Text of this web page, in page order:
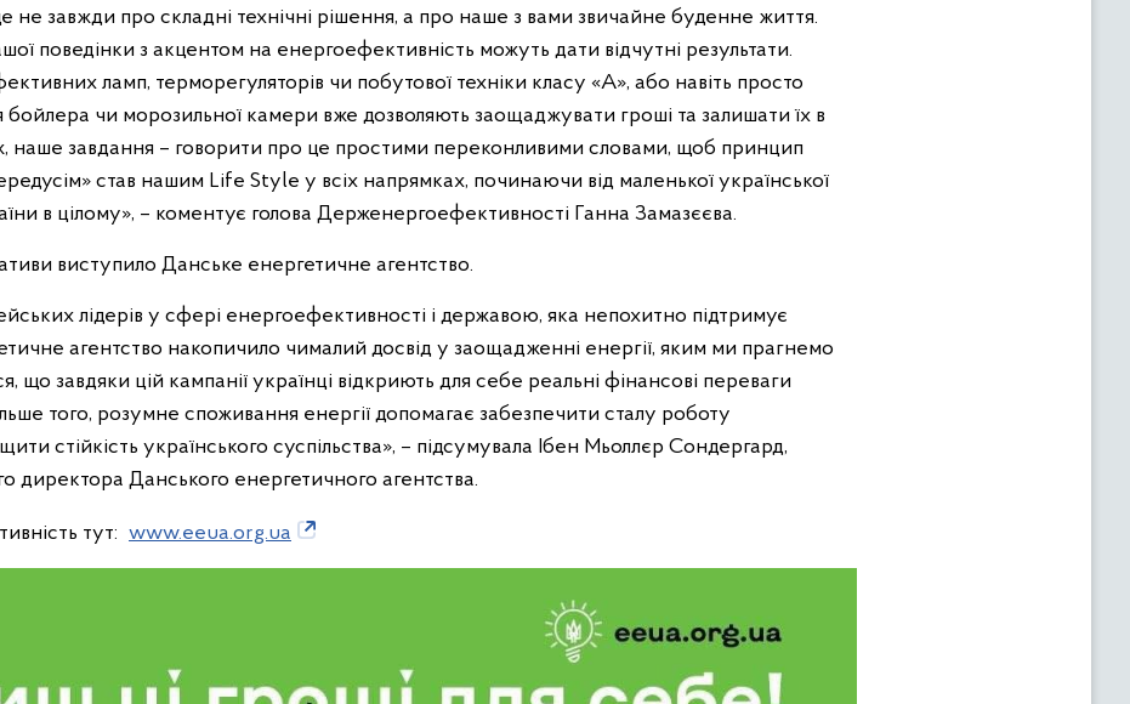
не завжди про складні технічні рішення, а про наше з вами звичайне буденне життя.
поведінки з акцентом на енергоефективність можуть дати відчутні результати.
ламп, терморегуляторів чи побутової техніки класу «А», або навіть просто
бойлера чи морозильної камери вже дозволяють заощаджувати гроші та залишати їх в
наше завдання – говорити про це простими переконливими словами, щоб принцип
став нашим Life Style у всіх напрямках, починаючи від маленької української
в цілому», – коментує голова Держенергоефективності Ганна Замазєєва.
виступило Данське енергетичне агентство.
лідерів у сфері енергоефективності і державою, яка непохитно підтримує
агентство накопичило чималий досвід у заощадженні енергії, яким ми прагнемо
що завдяки цій кампанії українці відкриють для себе реальні фінансові переваги
того, розумне споживання енергії допомагає забезпечити сталу роботу
стійкість українського суспільства», – підсумувала Ібен Мьоллєр Сондергард,
директора Данського енергетичного агентства.
тут: www.eeua.org.ua